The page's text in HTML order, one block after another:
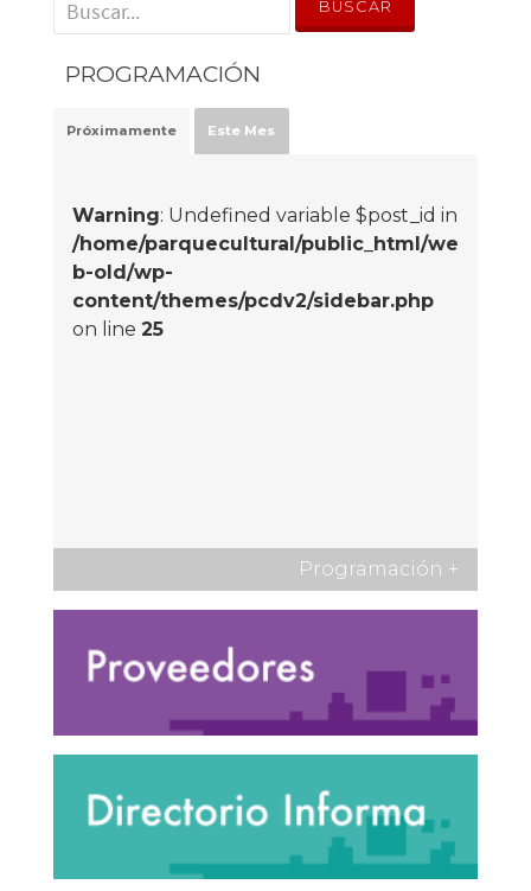
PROGRAMACIÓN
Próximamente Este Mes
Warning: Undefined variable $post_id in
/home/parquecultural/public_html/we
b-old/wp-
content/themes/pcdv2/sidebar.php
on line 25
Programación +